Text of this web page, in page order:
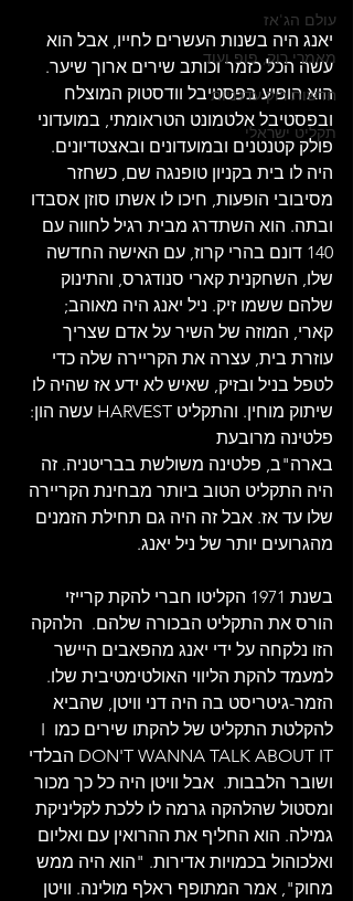
עולם הג'אז
מאמרי רוק, פופ ועוד
חדשות רוק עדכניות
תקליט ישראלי
יאנג היה בשנות העשרים לחייו, אבל הוא
עשה הכל כזמר וכותב שירים ארוך שיער.
הוא הופיע בפסטיבל וודסטוק המוצלח
ובפסטיבל אלטמונט הטראומתי, במועדוני
פולק קטנטנים ובמועדונים ובאצטדיונים.
היה לו בית בקניון טופנגה שם, כשחזר
מסיבובי הופעות, חיכו לו אשתו סוזן אסבדו
ובתה. הוא השתדרג מבית רגיל לחווה עם
140 דונם בהרי קרוז, עם האישה החדשה
שלו, השחקנית קארי סנודגרס, והתינוק
שלהם ששמו זיק. ניל יאנג היה מאוהב;
קארי, המוזה של השיר על אדם שצריך
עוזרת בית, עצרה את הקריירה שלה כדי
לטפל בניל ובזיק, שאיש לא ידע אז שהיה לו
שיתוק מוחין. והתקליט HARVEST עשה הון:
פלטינה מרובעת
בארה"ב, פלטינה משולשת בבריטניה. זה
היה התקליט הטוב ביותר מבחינת הקריירה
שלו עד אז. אבל זה היה גם תחילת הזמנים
מהגרועים יותר של ניל יאנג.
בשנת 1971 הקליטו חברי להקת קרייזי
הורס את התקליט הבכורה שלהם.  הלהקה
הזו נלקחה על ידי יאנג מהפאבים היישר
למעמד להקת הליווי האולטימטיבית שלו.
הזמר-גיטריסט בה היה דני וויטן, שהביא
להקלטת התקליט של להקתו שירים כמו I
DON'T WANNA TALK ABOUT IT הבלדי
ושובר הלבבות.  אבל וויטן היה כל כך מכור
ומסטול שהלהקה גרמה לו ללכת לקליניקת
גמילה. הוא החליף את ההרואין עם ואליום
ואלכוהול בכמויות אדירות. "הוא היה ממש
מחוק", אמר המתופף ראלף מולינה. וויטן